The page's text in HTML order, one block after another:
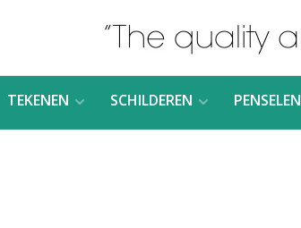
TEKENEN SCHILDEREN PENSELEN